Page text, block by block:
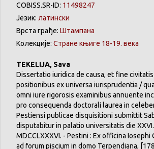
COBISS.SR-ID: 11498247
Језик: латински
Врста грађе: Штампана
Колекције: Стране књиге 18-19. века
TEKELIJA, Sava
Dissertatio iuridica de causa, et fine civitatis
positionibus ex universa iurisprudentia /
omni iure rigorosis examinibus annuente
pro consequenda doctorali laurea in
Pestiensi publicae disquisitioni submittit
disputabitur in palatio universitatis die
MDCCLXXXVI. - Pestini : Ex officina Iosephi
ad forum piscium in domo Terpendiana,